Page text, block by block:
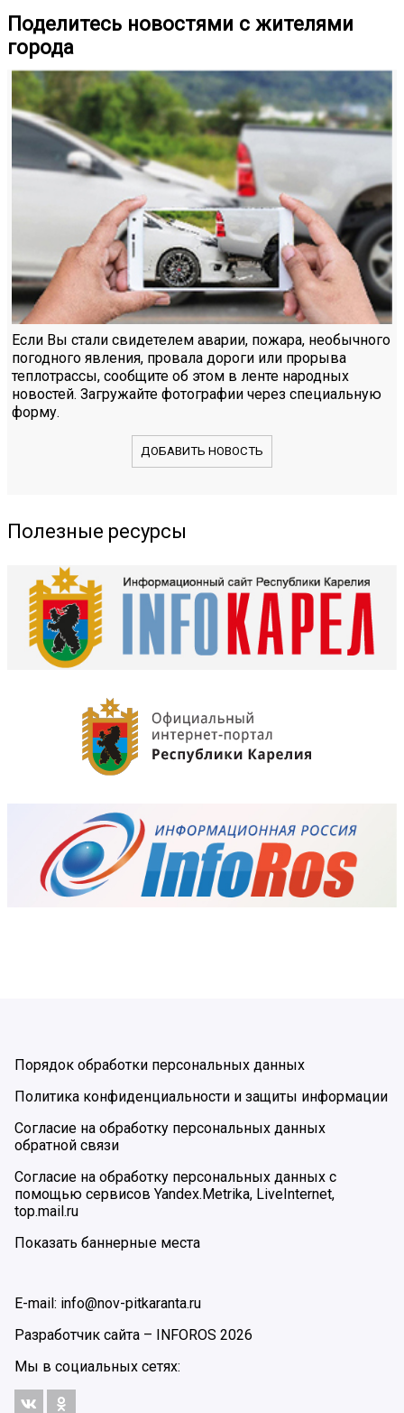
Поделитесь новостями с жителями
города
Если Вы стали свидетелем аварии, пожара, необычного
погодного явления, провала дороги или прорыва
теплотрассы, сообщите об этом в ленте народных
новостей. Загружайте фотографии через специальную
форму.
ДОБАВИТЬ НОВОСТЬ
Полезные ресурсы
Порядок обработки персональных данных
Политика конфиденциальности и защиты информации
Согласие на обработку персональных данных
обратной связи
Согласие на обработку персональных данных с
помощью сервисов Yandex.Metrika, LiveInternet,
top.mail.ru
Показать баннерные места
E-mail: info@nov-pitkaranta.ru
Разработчик сайта –
INFOROS 2026
Мы в социальных сетях: